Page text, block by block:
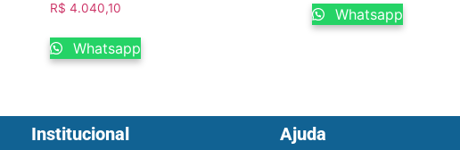
R$ 4.040,10
Whatsapp
Whatsapp
Institucional Ajuda